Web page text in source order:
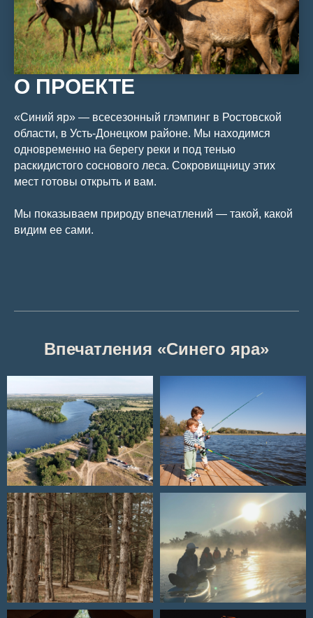
О ПРОЕКТЕ
«Синий яр» — всесезонный глэмпинг в Ростовской
области, в Усть-Донецком районе. Мы находимся
одновременно на берегу реки и под тенью
раскидистого соснового леса. Сокровищницу этих
мест готовы открыть и вам.
Мы показываем природу впечатлений — такой, какой
видим ее сами.
Впечатления «Синего яра»